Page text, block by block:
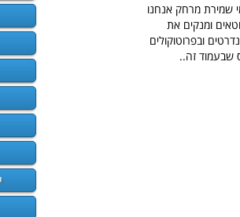
מקום ליותר מ 10 נוסעים, אך מטעמי שמירת מרחק אנחנו
מחטאים ומנקים את
ובפרוטוקולים
שבעמוד זה..